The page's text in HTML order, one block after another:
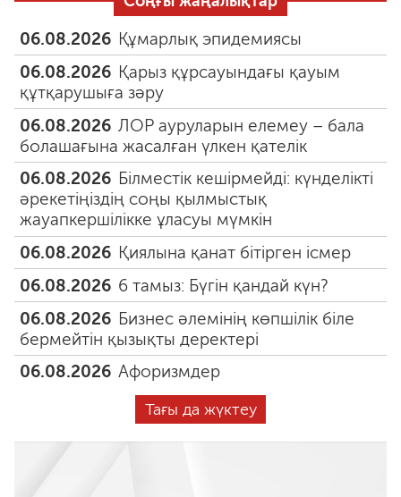
06.08.2026 Құмарлық эпидемиясы
06.08.2026 Қарыз құрсауындағы қауым
құтқарушыға зәру
06.08.2026 ЛОР ауруларын елемеу – бала
болашағына жасалған үлкен қателік
06.08.2026 Білместік кешірмейді: күнделікті
әрекетіңіздің соңы қылмыстық
жауапкершілікке ұласуы мүмкін
06.08.2026 Қиялына қанат бітірген ісмер
06.08.2026 6 тамыз: Бүгін қандай күн?
06.08.2026 Бизнес әлемінің көпшілік біле
бермейтін қызықты деректері
06.08.2026 Афоризмдер
Тағы да жүктеу